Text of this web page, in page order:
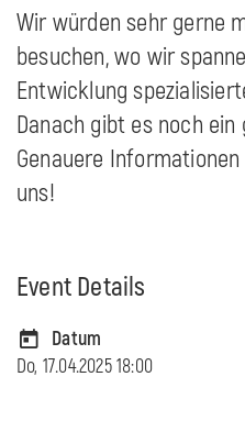
Wir würden sehr gerne
besuchen, wo wir
Entwicklung
Danach gibt es noch
Genauere
uns!
Event Details
Datum
Do, 17.04.2025 18:00